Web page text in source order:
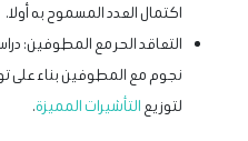
اكتمال العدد المسموح به أولا.
التعاقد الحر مع المطوفين:
نجوم مع المطوفين بناء على
لتوزيع التأشيرات المميزة.